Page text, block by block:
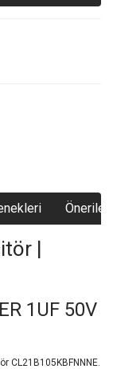
|
1UF 50V
CL21B105KBFNNNE.